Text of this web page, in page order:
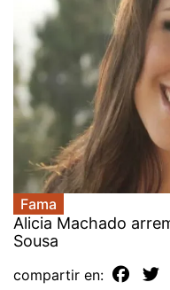
Fama
Alicia Machado
Sousa
compartir en: